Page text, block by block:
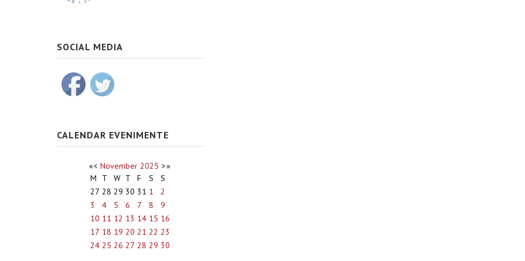
SOCIAL MEDIA
CALENDAR EVENIMENTE
«< November 2025 >»
M
T W T F S
S
27 28 29 30 31 1
2
3
4 5 6 7 8
9
10 11 12 13 14 15 16
17 18 19 20 21 22 23
24 25 26 27 28 29 30